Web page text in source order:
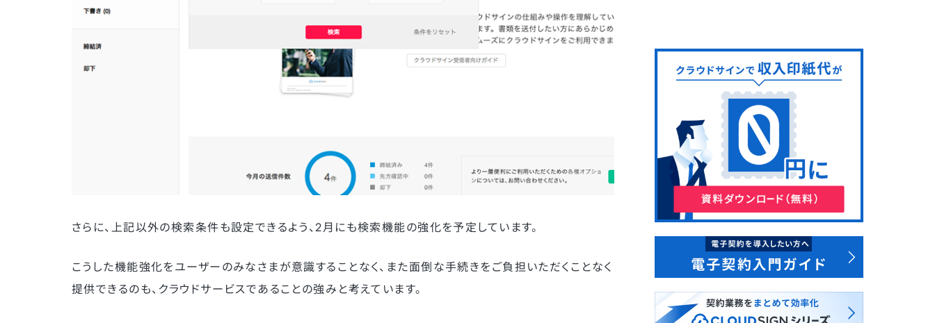
さらに、上記以外の検索条件も設定できるよう、2月にも検索機能の強化を予定しています。
こうした機能強化をユーザーのみなさまが意識することなく、また面倒な手続きをご負担いただくことなく
提供できるのも、クラウドサービスであることの強みと考えています。